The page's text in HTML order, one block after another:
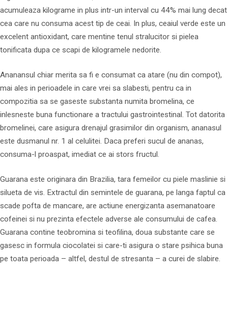
acumuleaza kilograme in plus intr-un interval cu 44% mai lung decat
cea care nu consuma acest tip de ceai. In plus, ceaiul verde este un
excelent antioxidant, care mentine tenul stralucitor si pielea
tonificata dupa ce scapi de kilogramele nedorite.
Ananansul chiar merita sa fi e consumat ca atare (nu din compot),
mai ales in perioadele in care vrei sa slabesti, pentru ca in
compozitia sa se gaseste substanta numita bromelina, ce
inlesneste buna functionare a tractului gastrointestinal. Tot datorita
bromelinei, care asigura drenajul grasimilor din organism, ananasul
este dusmanul nr. 1 al celulitei. Daca preferi sucul de ananas,
consuma-l proaspat, imediat ce ai stors fructul.
Guarana este originara din Brazilia, tara femeilor cu piele maslinie si
silueta de vis. Extractul din semintele de guarana, pe langa faptul ca
scade pofta de mancare, are actiune energizanta asemanatoare
cofeinei si nu prezinta efectele adverse ale consumului de cafea.
Guarana contine teobromina si teofilina, doua substante care se
gasesc in formula ciocolatei si care-ti asigura o stare psihica buna
pe toata perioada – altfel, destul de stresanta – a curei de slabire.